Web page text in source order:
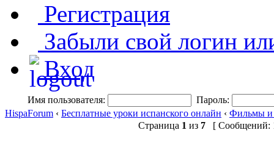
Регистрация
Забыли свой логин
Вход
Имя пользователя:
Пароль:
HispaForum ‹ Бесплатные уроки испанского онлайн ‹ Фильмы и
Страница 1 из 7 [ Сообщений: